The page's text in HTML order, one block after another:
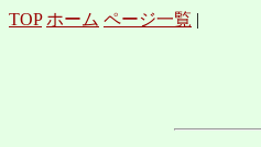
TOP ホーム ページ一覧 |